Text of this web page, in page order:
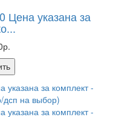
Цена указана за